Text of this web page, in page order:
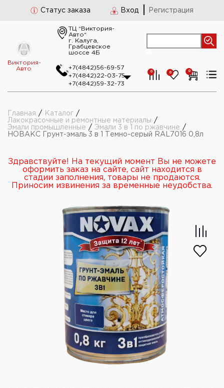
Статус заказа Вход Регистрация
Виктория-
Авто
ТЦ “Виктория-
Авто“
г. Калуга,
Грабцевское
шоссе 4Б
+7(4842)56-69-57
+7(4842)22-03-75
+7(4842)59-32-73
0 0 0
Главная / Каталог /
Лакокрасочные и ремонтные материалы /
Эмали промышленные / Эмали 3 в 1 по ржавчине /
НОВАКС Грунт-эмаль 3 в 1 Темно-серый RAL7016 0,8л
Здравствуйте! На текущий момент Вы не можете
оформить заказ на сайте, сайт находится в
стадии заполнения, товары не продаются.
Приносим извинения за временные неудобства.